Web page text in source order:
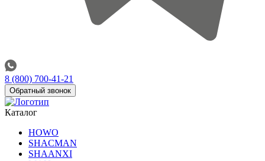
8 (800) 700-41-21
Обратный звонок
Каталог
HOWO
SHACMAN
SHAANXI